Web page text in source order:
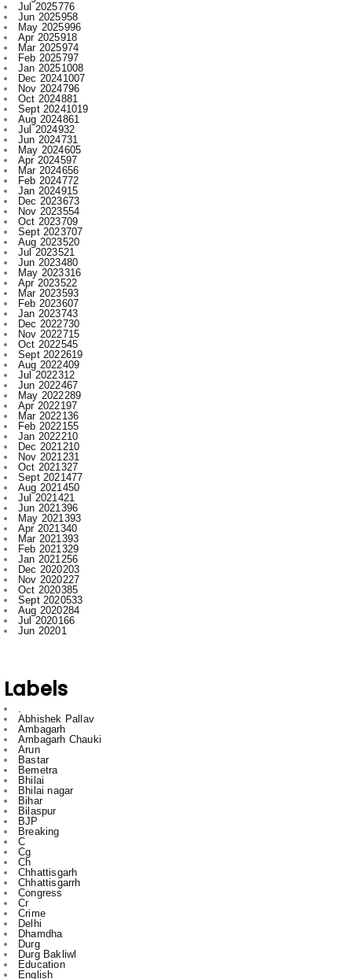
Feb 2025797
Jan 20251008
Dec 20241007
Nov 2024796
Oct 2024881
Sept 20241019
Aug 2024861
Jul 2024932
Jun 2024731
May 2024605
Apr 2024597
Mar 2024656
Feb 2024772
Jan 2024915
Dec 2023673
Nov 2023554
Oct 2023709
Sept 2023707
Aug 2023520
Jul 2023521
Jun 2023480
May 2023316
Apr 2023522
Mar 2023593
Feb 2023607
Jan 2023743
Dec 2022730
Nov 2022715
Oct 2022545
Sept 2022619
Aug 2022409
Jul 2022312
Jun 2022467
May 2022289
Apr 2022197
Mar 2022136
Feb 2022155
Jan 2022210
Dec 2021210
Nov 2021231
Oct 2021327
Sept 2021477
Aug 2021450
Jul 2021421
Jun 2021396
May 2021393
Apr 2021340
Mar 2021393
Feb 2021329
Jan 2021256
Dec 2020203
Nov 2020227
Oct 2020385
Sept 2020533
Aug 2020284
Jul 2020166
Jun 20201
Ambagarh
Ambagarh Chauki
Bastar
Bemetra
Bhilai
Bhilai nagar
Bihar
Bilaspur
BJP
Breaking
C
Cg
Ch
Chhattisgarh
Chhattisgarrh
Congress
Cr
Crime
Delhi
Dhamdha
Durg
Durg Bakliwl
Education
English
English News
Featured
gadgets
gajendra yadav